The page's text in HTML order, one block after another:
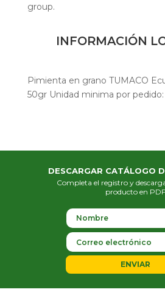
group.
INFORMACIÓN
Pimienta en grano TUMACO
50gr Unidad minima por pedido:
DESCARGAR CATÁLOGO
Completa el registro y
producto en PDF.
ENVIAR